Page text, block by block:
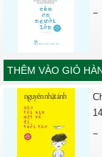
−
THÊM VÀO GIỎ
−